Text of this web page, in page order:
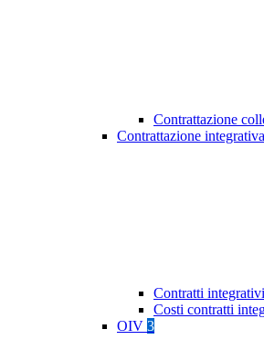
Contrattazione
Contrattazione integrativa
Contratti integrativi
Costi contratti
OIV 3